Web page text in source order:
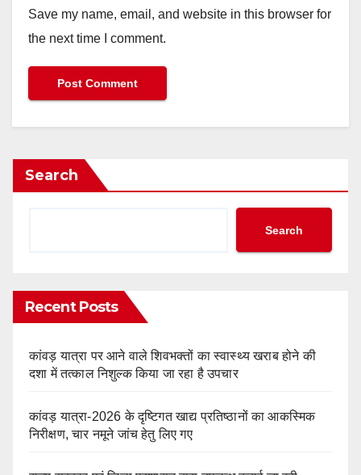
Save my name, email, and website in this browser for
the next time I comment.
Search
Search
Recent Posts
कांवड़ यात्रा पर आने वाले शिवभक्तों का स्वास्थ्य खराब होने की
दशा में तत्काल निशुल्क किया जा रहा है उपचार
कांवड़ यात्रा-2026 के दृष्टिगत खाद्य प्रतिष्ठानों का आकस्मिक
निरीक्षण, चार नमूने जांच हेतु लिए गए